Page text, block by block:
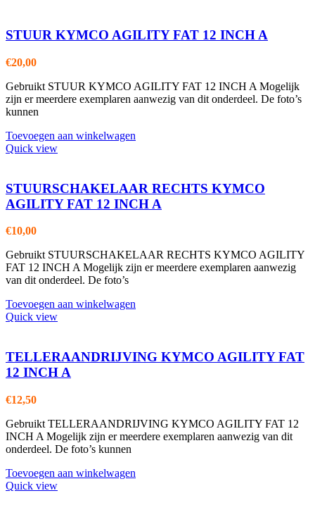
STUUR KYMCO AGILITY FAT 12 INCH A
€20,00
Gebruikt STUUR KYMCO AGILITY FAT 12 INCH A Mogelijk
zijn er meerdere exemplaren aanwezig van dit onderdeel. De foto’s
kunnen
Toevoegen aan winkelwagen
Quick view
STUURSCHAKELAAR RECHTS KYMCO
AGILITY FAT 12 INCH A
€10,00
Gebruikt STUURSCHAKELAAR RECHTS KYMCO AGILITY
FAT 12 INCH A Mogelijk zijn er meerdere exemplaren aanwezig
van dit onderdeel. De foto’s
Toevoegen aan winkelwagen
Quick view
TELLERAANDRIJVING KYMCO AGILITY FAT
12 INCH A
€12,50
Gebruikt TELLERAANDRIJVING KYMCO AGILITY FAT 12
INCH A Mogelijk zijn er meerdere exemplaren aanwezig van dit
onderdeel. De foto’s kunnen
Toevoegen aan winkelwagen
Quick view